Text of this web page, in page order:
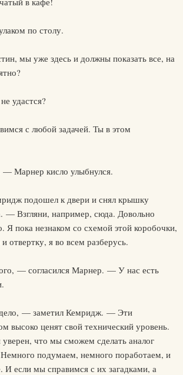
по столу.
мы уже здесь и должны показать все, на
удастся?
с любой задачей. Ты в этом
Марнер кисло улыбнулся.
подошел к двери и снял крышку
— Взгляни, например, сюда. Довольно
Я пока незнаком со схемой этой коробочки,
отвертку, я во всем разберусь.
— согласился Марнер. — У нас есть
— заметил Кемридж. — Эти
высоко ценят свой технический уровень.
что мы сможем сделать аналог
подумаем, немного поработаем, и
И если мы справимся с их загадками, а